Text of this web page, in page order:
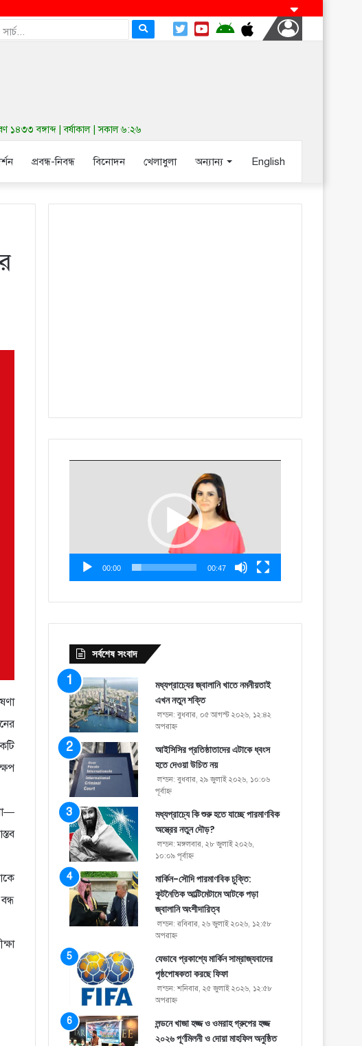
বঙ্গাব্দ | বর্ষাকাল | সকাল ৬:২৬
প্রবন্ধ-নিবন্ধ বিনোদন খেলাধুলা অন্যান্য English
00:00 00:47
সর্বশেষ সংবাদ
মধ্যপ্রাচ্যের জ্বালানি খাতে নমনীয়তাই
এখন নতুন শক্তি
লন্ডন: বুধবার, ০৫ আগস্ট ২০২৬, ১২:৪২
অপরাহ্ণ
আইসিসির প্রতিষ্ঠাতাদের এটাকে ধ্বংস
হতে দেওয়া উচিত নয়
লন্ডন: বুধবার, ২৯ জুলাই ২০২৬, ১০:০৬
পূর্বাহ্ণ
মধ্যপ্রাচ্যে কি শুরু হতে যাচ্ছে পারমাণবিক
অস্ত্রের নতুন দৌড়?
লন্ডন: মঙ্গলবার, ২৮ জুলাই ২০২৬,
১০:০৯ পূর্বাহ্ণ
মার্কিন-সৌদি পারমাণবিক চুক্তি:
কূটনৈতিক আল্টিমেটামে আটকে পড়া
জ্বালানি অংশীদারিত্ব
লন্ডন: রবিবার, ২৬ জুলাই ২০২৬, ১২:৫৮
অপরাহ্ণ
যেভাবে প্রকাশ্যে মার্কিন সাম্রাজ্যবাদের
পৃষ্ঠপোষকতা করছে ফিফা
লন্ডন: শনিবার, ২৫ জুলাই ২০২৬, ১২:৫৮
অপরাহ্ণ
লন্ডনে খাজা হজ্জ ও ওমরাহ গ্রুপের হজ্জ
২০২৬ পূর্ণমিলনী ও দোয়া মাহফিল অনুষ্ঠিত